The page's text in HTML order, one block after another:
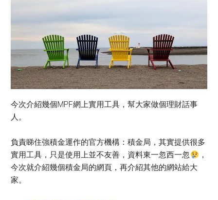
今次介紹幾個MPF網上實用工具，幫大家做個理財話事
人。
負責睇住強積金運作的官方機構：積金局，其實提供很多
實用工具，只是使用上並不友善，資料東一忽西一忽
，
今次就介紹幾個積金局的網頁，再介紹其他的網站給大
家。